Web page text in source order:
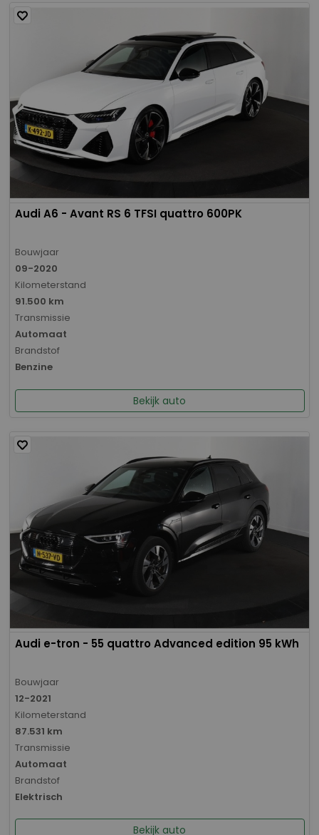
Audi A6 - Avant RS 6 TFSI quattro 600PK
Bouwjaar
09-2020
Kilometerstand
91.500 km
Transmissie
Automaat
Brandstof
Benzine
Bekijk auto
Audi e-tron - 55 quattro Advanced edition 95 kWh
Bouwjaar
12-2021
Kilometerstand
87.531 km
Transmissie
Automaat
Brandstof
Elektrisch
Bekijk auto